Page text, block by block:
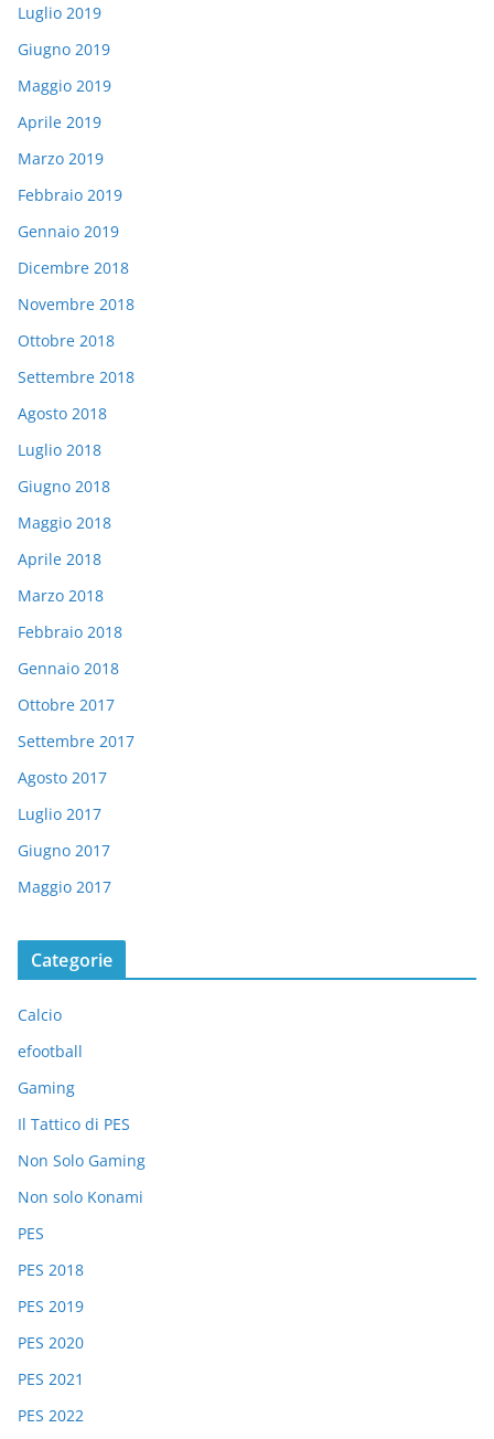
Luglio 2019
Giugno 2019
Maggio 2019
Aprile 2019
Marzo 2019
Febbraio 2019
Gennaio 2019
Dicembre 2018
Novembre 2018
Ottobre 2018
Settembre 2018
Agosto 2018
Luglio 2018
Giugno 2018
Maggio 2018
Aprile 2018
Marzo 2018
Febbraio 2018
Gennaio 2018
Ottobre 2017
Settembre 2017
Agosto 2017
Luglio 2017
Giugno 2017
Maggio 2017
Categorie
Calcio
efootball
Gaming
Il Tattico di PES
Non Solo Gaming
Non solo Konami
PES
PES 2018
PES 2019
PES 2020
PES 2021
PES 2022